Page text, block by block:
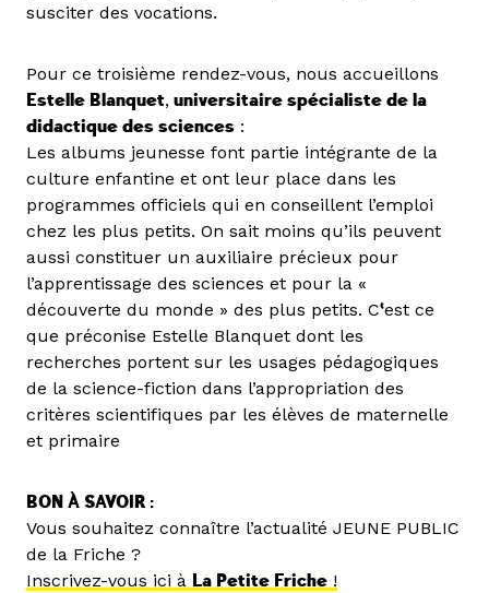
susciter des vocations.
Pour ce troisième rendez-vous, nous accueillons
Estelle Blanquet, universitaire spécialiste de la
didactique des sciences :
Les albums jeunesse font partie intégrante de la
culture enfantine et ont leur place dans les
programmes officiels qui en conseillent l’emploi
chez les plus petits. On sait moins qu’ils peuvent
aussi constituer un auxiliaire précieux pour
l’apprentissage des sciences et pour la «
découverte du monde » des plus petits. C‘est ce
que préconise Estelle Blanquet dont les
recherches portent sur les usages pédagogiques
de la science-fiction dans l’appropriation des
critères scientifiques par les élèves de maternelle
et primaire
BON À SAVOIR :
Vous souhaitez connaître l’actualité JEUNE PUBLIC
de la Friche ?
Inscrivez-vous ici à La Petite Friche !